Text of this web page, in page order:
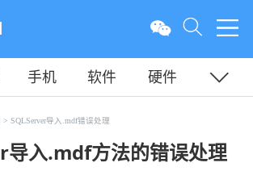
手机 软件
硬件
服务器
> SQLServer导入.mdf错误处理
导入.mdf方法的错误处理